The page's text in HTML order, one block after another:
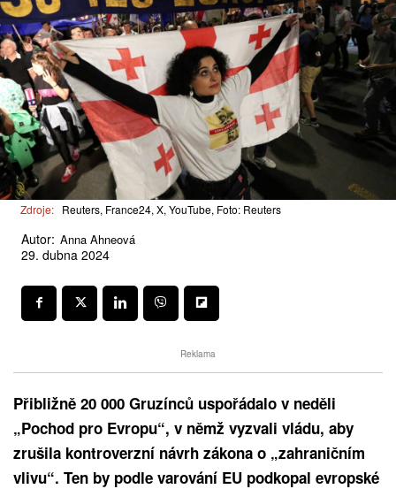
Zdroje: Reuters, France24, X, YouTube, Foto: Reuters
Autor: Anna Ahneová
29. dubna 2024
Reklama
Přibližně 20 000 Gruzínců uspořádalo v neděli
„Pochod pro Evropu“, v němž vyzvali vládu, aby
zrušila kontroverzní návrh zákona o „zahraničním
vlivu“. Ten by podle varování EU podkopal evropské